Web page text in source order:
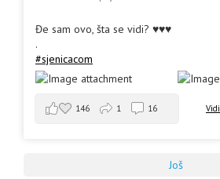
Đe sam ovo, šta se vidi? ♥️♥️♥️
.
#sjenicacom
146 1 16
Još